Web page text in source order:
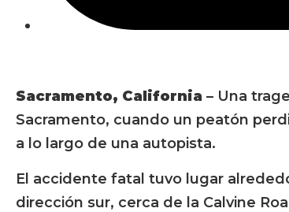
Sacramento, California – Una
Sacramento, cuando un peatón
a lo largo de una autopista.
El accidente fatal tuvo lugar
dirección sur, cerca de la Calvine